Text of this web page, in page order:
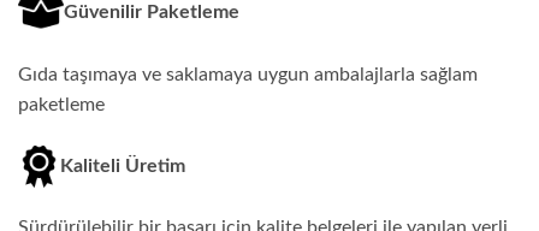
Güvenilir Paketleme
Gıda taşımaya ve saklamaya uygun ambalajlarla sağlam
paketleme
Kaliteli Üretim